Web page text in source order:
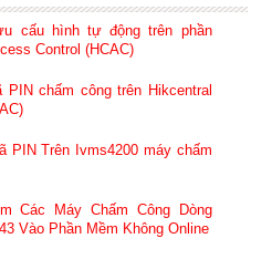
cấu hình tự động trên phần
Control (HCAC)
PIN chấm công trên Hikcentral
PIN Trên Ivms4200 máy chấm
Các Máy Chấm Công Dòng
Vào Phần Mềm Không Online